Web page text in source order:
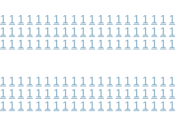
1 1 1 1 1 1 1 1 1 1 1 1 1 1 1 1 1 1 1 1
1 1 1 1 1 1 1 1 1 1 1 1 1 1 1 1 1 1 1 1
1 1 1 1 1 1 1 1 1 1 1 1 1 1 1 1 1 1 1 1
1 1 1 1 1 1 1 1 1 1 1 1 1 1 1 1 1 1 1 1
1 1 1 1 1 1 1 1 1 1 1 1 1 1 1 1 1 1 1 1
1 1 1 1 1 1 1 1 1 1 1 1 1 1 1 1 1 1 1 1